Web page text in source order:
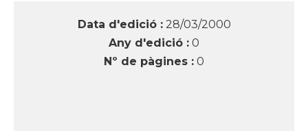
Data d'edició : 28/03/2000
Any d'edició : 0
Nº de pàgines : 0